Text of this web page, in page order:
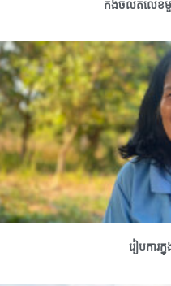
កងចល័តលេខមួ
រៀបការក្